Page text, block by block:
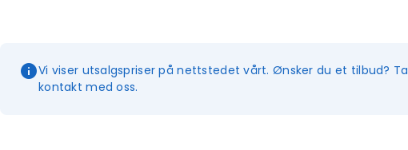
Vi viser utsalgspriser på nettstedet vårt. Ønsker du et tilbud? Ta
kontakt med oss.